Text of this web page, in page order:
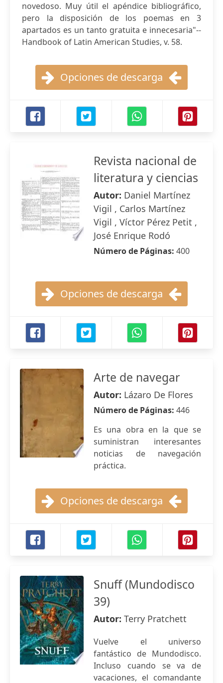
novedoso. Muy útil el apéndice bibliográfico,
pero la disposición de los poemas en 3
apartados es un tanto gratuita e innecesaria"--
Handbook of Latin American Studies, v. 58.
Opciones de descarga
Revista nacional de
literatura y ciencias
Autor: Daniel Martínez
Vigil , Carlos Martínez
Vigil , Víctor Pérez Petit ,
José Enrique Rodó
Número de Páginas: 400
Opciones de descarga
Arte de navegar
Autor: Lázaro De Flores
Número de Páginas: 446
Es una obra en la que se
suministran interesantes
noticias de navegación
práctica.
Opciones de descarga
Snuff (Mundodisco
39)
Autor: Terry Pratchett
Vuelve el universo
fantástico de Mundodisco.
Incluso cuando se va de
vacaciones, el comandante